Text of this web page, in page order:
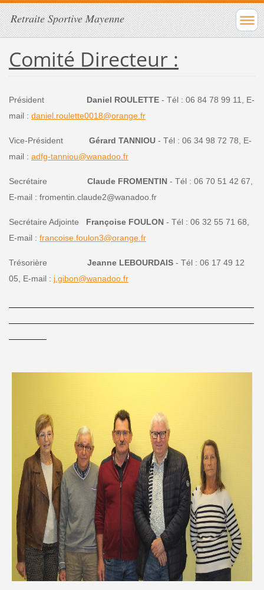
Retraite Sportive Mayenne
Comité Directeur :
Président Daniel ROULETTE- Tél : 06 84 78 99 11, E-
mail : daniel.roulette0018@orange.fr
Vice-Président Gérard TANNIOU- Tél : 06 34 98 72 78, E-
mail : adfg-tanniou@wanadoo.fr
Secrétaire Claude FROMENTIN- Tél : 06 70 51 42 67,
E-mail : fromentin.claude2@wanadoo.fr
Secrétaire Adjointe Françoise FOULON- Tél : 06 32 55 71 68,
E-mail : francoise.foulon3@orange.fr
Trésorière Jeanne LEBOURDAIS- Tél : 06 17 49 12
05, E-mail : j.gibon@wanadoo.fr